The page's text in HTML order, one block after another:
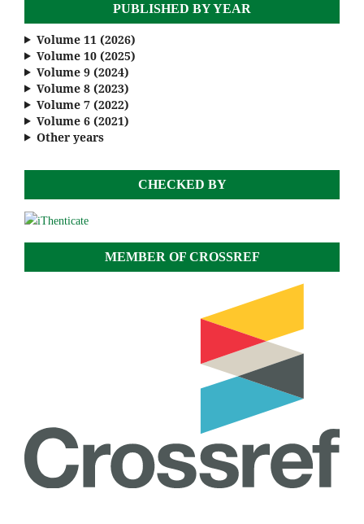
PUBLISHED BY YEAR
Volume 11 (2026)
Volume 10 (2025)
Volume 9 (2024)
Volume 8 (2023)
Volume 7 (2022)
Volume 6 (2021)
Other years
CHECKED BY
MEMBER OF CROSSREF